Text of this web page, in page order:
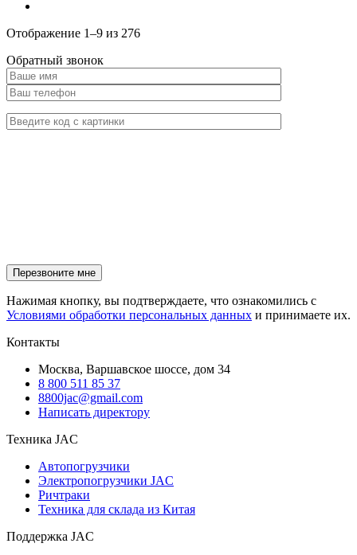
Отображение 1–9 из 276
Обратный звонок
Нажимая кнопку, вы подтверждаете, что ознакомились с
Условиями обработки персональных данных и принимаете их.
Контакты
Москва, Варшавское шоссе, дом 34
8 800 511 85 37
8800jac@gmail.com
Написать директору
Техника JAC
Автопогрузчики
Электропогрузчики JAC
Ричтраки
Техника для склада из Китая
Поддержка JAC